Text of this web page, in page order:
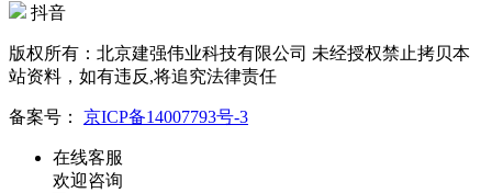
抖音
版权所有：北京建强伟业科技有限公司 未经授权禁止拷贝本
站资料，如有违反,将追究法律责任
备案号： 京ICP备14007793号-3
在线客服
欢迎咨询